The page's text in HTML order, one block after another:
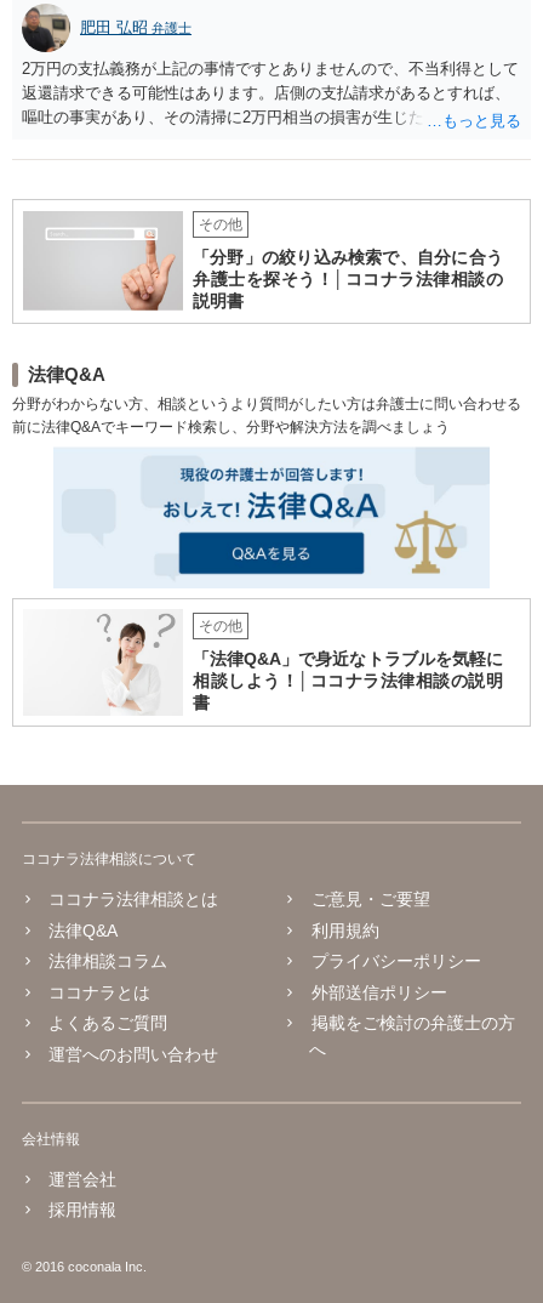
肥田 弘昭 弁護士
2万円の支払義務が上記の事情ですとありませんので、不当利得として
返還請求できる可能性はあります。店側の支払請求があるとすれば、
嘔吐の事実があり、その清掃に2万円相当の損害が生じた場合です。ご
その他
「分野」の絞り込み検索で、自分に合う
弁護士を探そう！│ココナラ法律相談の
説明書
法律Q&A
分野がわからない方、相談というより質問がしたい方は弁護士に問い合わせる
前に法律Q&Aでキーワード検索し、分野や解決方法を調べましょう
その他
「法律Q&A」で身近なトラブルを気軽に
相談しよう！│ココナラ法律相談の説明
書
ココナラ法律相談について
ココナラ法律相談とは
法律Q&A
法律相談コラム
ココナラとは
よくあるご質問
運営へのお問い合わせ
ご意見・ご要望
利用規約
プライバシーポリシー
外部送信ポリシー
掲載をご検討の弁護士の方
へ
会社情報
運営会社
採用情報
© 2016 coconala Inc.